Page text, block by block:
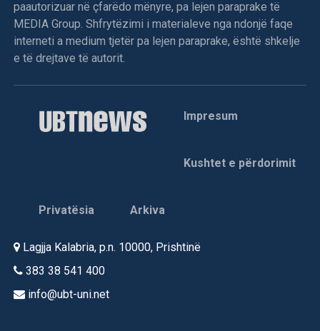
paautorizuar në çfarëdo mënyre, pa lejen paraprake të
MEDIA Group. Shfrytëzimi i materialeve nga ndonjë faqe
interneti a medium tjetër pa lejen paraprake, është shkelje
e të drejtave të autorit.
Impresum
Kushtet e përdorimit
Privatësia Arkiva
Lagjja Kalabria, p.n. 10000, Prishtinë
383 38 541 400
info@ubt-uni.net